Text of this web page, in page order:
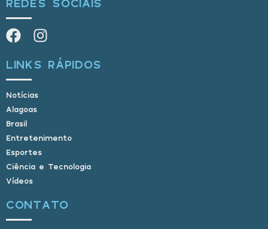
LINKS RÁPIDOS
Notícias
Alagoas
Brasil
Entretenimento
Esportes
Ciência e Tecnologia
Vídeos
CONTATO